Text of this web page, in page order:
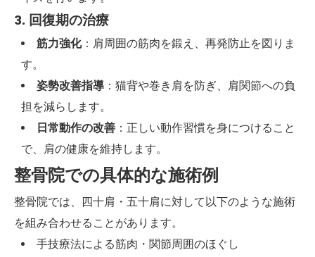
3. 回復期の治療
筋力強化：肩周囲の筋肉を鍛え、再発防止を図りま
す。
姿勢改善指導：猫背や巻き肩を防ぎ、肩関節への負
担を減らします。
日常動作の改善：正しい動作習慣を身につけること
で、肩の健康を維持します。
整骨院での具体的な施術例
整骨院では、四十肩・五十肩に対して以下のような施術
を組み合わせることがあります。
手技療法による筋肉・関節周囲のほぐし